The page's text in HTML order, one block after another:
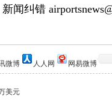
闻纠错
微博 人人网 网易微博
美元